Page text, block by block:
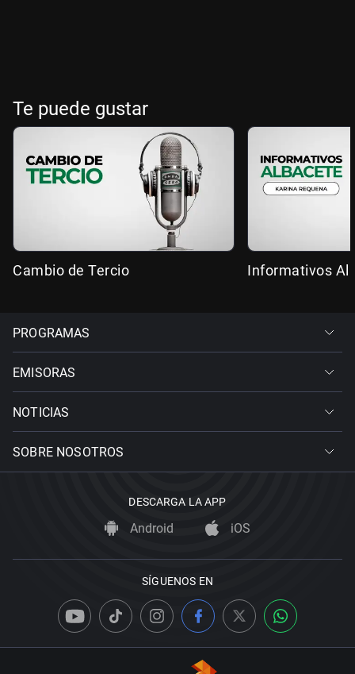
Te puede gustar
Cambio de Tercio Informativos
PROGRAMAS
EMISORAS
NOTICIAS
SOBRE NOSOTROS
DESCARGA LA APP
Android iOS
SÍGUENOS EN